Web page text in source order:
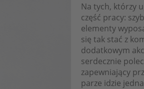
Na tych, którzy
część pracy:
elementy
się tak stać z
dodatkowym
serdecznie
zapewniający
parze idzie